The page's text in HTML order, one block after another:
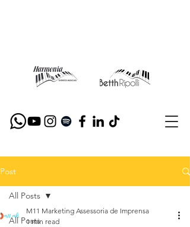
Post
All Posts
All Posts
M11 Marketing Assessoria de Imprensa
1 min read